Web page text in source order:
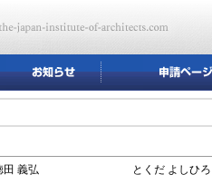
田 義弘 とくだ よしひろ